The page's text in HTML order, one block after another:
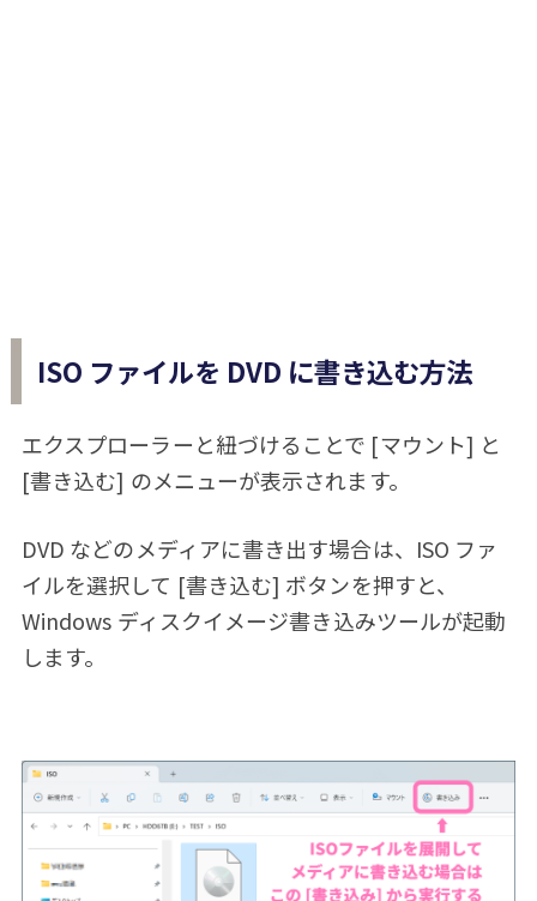
ISO ファイルを DVD に書き込む方法
エクスプローラーと紐づけることで [マウント] と
[書き込む] のメニューが表示されます。
DVD などのメディアに書き出す場合は、ISO ファ
イルを選択して [書き込む] ボタンを押すと、
Windows ディスクイメージ書き込みツールが起動
します。